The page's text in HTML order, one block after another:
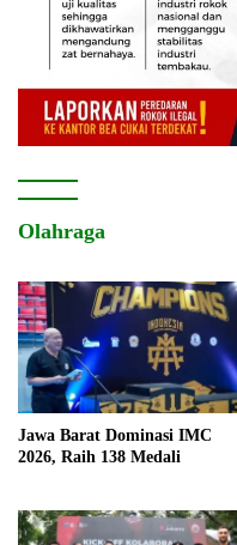
Olahraga
Jawa Barat Dominasi IMC
2026, Raih 138 Medali